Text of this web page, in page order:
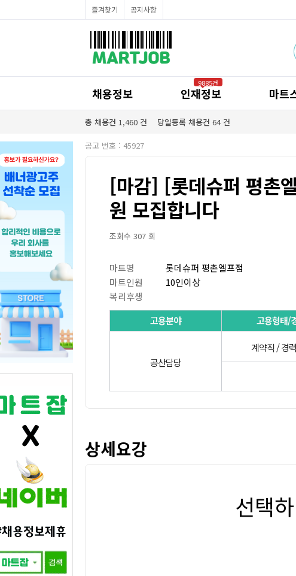
공산직원채용정보
농산/야채청과직원채용정보
수산직원채용정보
즐겨찾기 공지사항
채용정보 인재정보
9885건
마트
총 채용건 1,460 건 당일등록 채용건 64건
공고 번호 : 45927
[마감] [롯데슈퍼 평촌
원 모집합니다
조회수 307 회
마트명 롯데슈퍼 평촌엘프점
마트인원
10인이상
복리후생
고용분야
고용형태/
공산담당
계약직 / 경
상세요강
선택